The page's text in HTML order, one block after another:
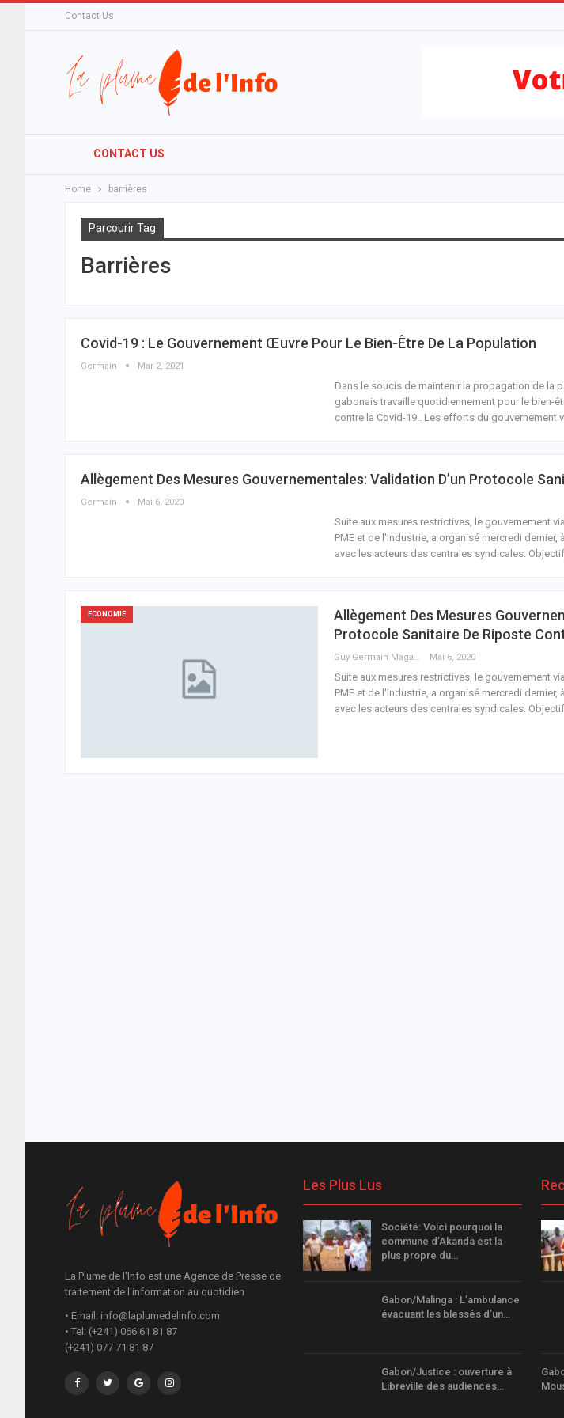
Contact Us
CONTACT US
Home barrières
Parcourir Tag
Barrières
Covid-19 : Le Gouvernement Œuvre Pour Le Bien-Être De La Population
Germain Mar 2, 2021
Dans le soucis de maintenir la propagation de la
gabonais travaille quotidiennement pour le bien-
contre la Covid-19.. Les efforts du gouvernement
Allègement Des Mesures Gouvernementales: Validation D’un Protocole
Germain Mai 6, 2020
Suite aux mesures restrictives, le gouvernement
PME et de l'Industrie, a organisé mercredi dernier,
avec les acteurs des centrales syndicales.
ECONOMIE
Allègement Des Mesures
Protocole Sanitaire De Riposte
Guy Germain Maganga Nziengui Mai 6, 2020
Suite aux mesures restrictives, le gouvernement
PME et de l'Industrie, a organisé mercredi dernier,
avec les acteurs des centrales syndicales.
La Plume de l'Info est une Agence de Presse de
traitement de l'information au quotidien
• Email: info@laplumedelinfo.com
• Tel: (+241) 066 61 81 87
(+241) 077 71 81 87
Les Plus Lus
Société: Voici pourquoi la
commune d’Akanda est la
plus propre du…
Gabon/Malinga : L’ambulance
évacuant les blessés d’un…
Gabon/Justice : ouverture à
Libreville des audiences…